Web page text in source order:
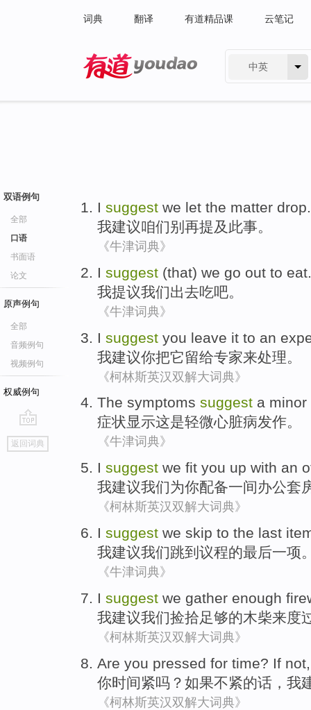
词典 翻译 有道精品课 云笔记
中英
双语例句
全部
口语
书面语
论文
原声例句
全部
音频例句
视频例句
权威例句
go
top
返回词典
I suggest we let the matter drop.
我建议咱们别再提及此事。
《牛津词典》
I suggest (that) we go out to eat.
我提议我们出去吃吧。
《牛津词典》
I suggest you leave it to an
我建议你把它留给专家来处理。
《柯林斯英汉双解大词典》
The symptoms suggest a minor
症状显示这是轻微心脏病发作。
《牛津词典》
I suggest we fit you up with an
我建议我们为你配备一间办公套
《柯林斯英汉双解大词典》
I suggest we skip to the last
我建议我们跳到 议程的最后一项
《牛津词典》
I suggest we gather enough
我建议我们捡拾足够的木柴来度
《柯林斯英汉双解大词典》
Are you pressed for time? If not
你时间紧吗？ 如果不紧的话， 我
《柯林斯英汉双解大词典》